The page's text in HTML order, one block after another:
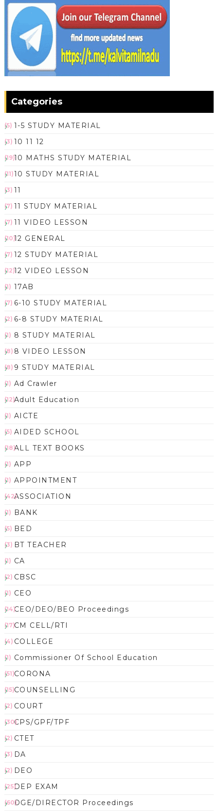
Categories
1-5 STUDY MATERIAL
(5)
10 11 12
(3)
10 MATHS STUDY MATERIAL
(19)
10 STUDY MATERIAL
(11)
11
(3)
11 STUDY MATERIAL
(7)
11 VIDEO LESSON
(7)
12 GENERAL
(10)
12 STUDY MATERIAL
(7)
12 VIDEO LESSON
(12)
17AB
(1)
6-10 STUDY MATERIAL
(7)
6-8 STUDY MATERIAL
(2)
8 STUDY MATERIAL
(1)
8 VIDEO LESSON
(8)
9 STUDY MATERIAL
(8)
Ad Crawler
(1)
Adult Education
(12)
AICTE
(1)
AIDED SCHOOL
(5)
ALL TEXT BOOKS
(18)
APP
(1)
APPOINTMENT
(1)
ASSOCIATION
(42)
BANK
(1)
BED
(5)
BT TEACHER
(3)
CA
(1)
CBSC
(2)
CEO
(1)
CEO/DEO/BEO Proceedings
(14)
CM CELL/RTI
(17)
COLLEGE
(4)
Commissioner Of School Education
(1)
CORONA
(51)
COUNSELLING
(15)
COURT
(2)
CPS/GPF/TPF
(30)
CTET
(2)
DA
(3)
DEO
(2)
DEP EXAM
(25)
DGE/DIRECTOR Proceedings
(60)